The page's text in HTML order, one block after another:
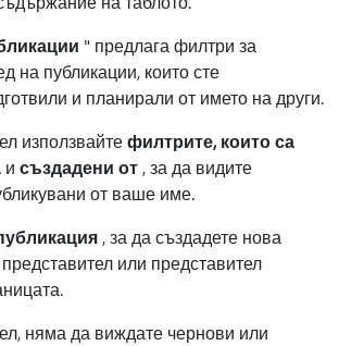
" предлага филтри за
на публикации, които сте
и планирали от името на други.
използвайтефилтрите, които са
и създадени от , за да видите
от ваше име.
, за да създадете нова
или представител
няма да виждате чернови или